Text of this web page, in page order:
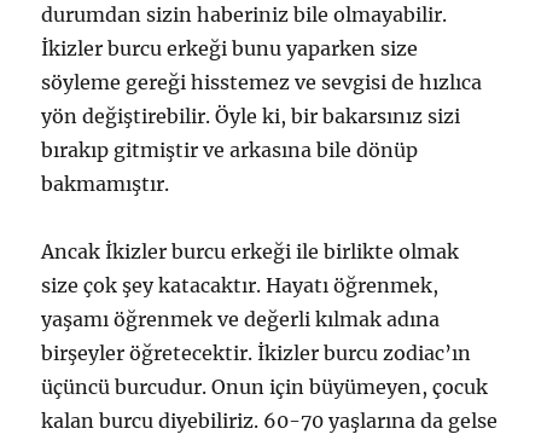
durumdan sizin haberiniz bile olmayabilir.
İkizler burcu erkeği bunu yaparken size
söyleme gereği hisstemez ve sevgisi de hızlıca
yön değiştirebilir. Öyle ki, bir bakarsınız sizi
bırakıp gitmiştir ve arkasına bile dönüp
bakmamıştır.
Ancak İkizler burcu erkeği ile birlikte olmak
size çok şey katacaktır. Hayatı öğrenmek,
yaşamı öğrenmek ve değerli kılmak adına
birşeyler öğretecektir. İkizler burcu zodiac’ın
üçüncü burcudur. Onun için büyümeyen, çocuk
kalan burcu diyebiliriz. 60-70 yaşlarına da gelse